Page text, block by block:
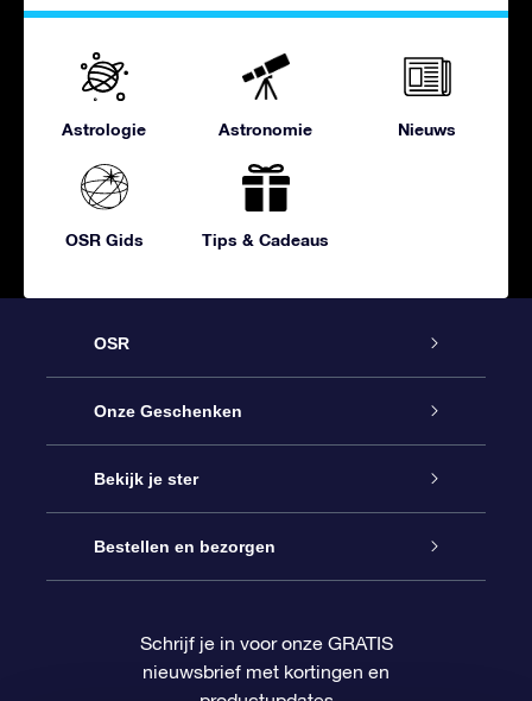
Astrologie Astronomie Nieuws
OSR Gids Tips & Cadeaus
OSR
Service
Contact
Blog
OSR Recensies
Onze Geschenken
Online Star Gift
OSR Cadeaupakket
OSR Cadeaukaart
Bekijk je ster
Sterrenregister
Gepersonaliseerde sterrenpagina
Bestellen en bezorgen
Betalingsinformatie
Schrijf je in voor onze GRATIS
nieuwsbrief met kortingen en